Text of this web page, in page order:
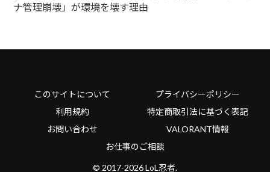
ナ管理崩壊」が環境を壊す理由
このサイトについて
プライバシーポリシー
利用規約
特定商取引法に基づく表記
お問い合わせ
VALORANT情報
お仕事のご相談
© 2017-2026 LoL忍者.